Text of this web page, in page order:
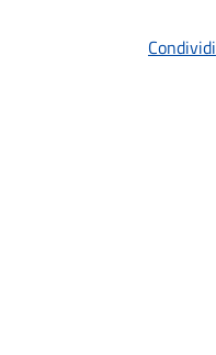
Condividi